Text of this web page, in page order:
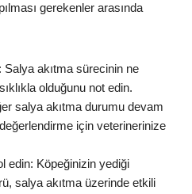
gerekenler arasında
: Salya akıtma sürecinin ne
olduğunu not edin.
salya akıtma durumu devam
için veterinerinize
edin: Köpeğinizin yediği
salya akıtma üzerinde etkili